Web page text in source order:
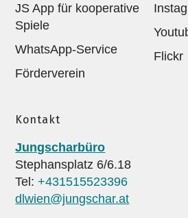
JS App für kooperative
Spiele
WhatsApp-Service
Förderverein
Flickr
Kontakt
Jungscharbüro
Stephansplatz 6/6.18
Tel:+431515523396
dlwien@jungschar.at